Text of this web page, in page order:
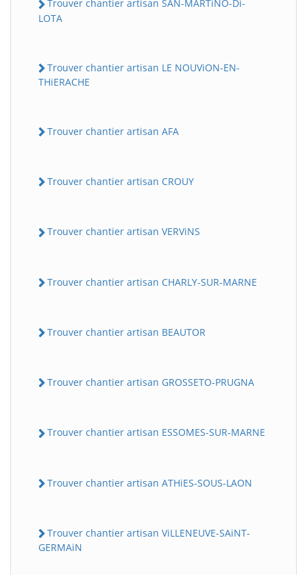
Trouver chantier artisan SAN-MARTiNO-Di-
LOTA
Trouver chantier artisan LE NOUViON-EN-
THiERACHE
Trouver chantier artisan AFA
Trouver chantier artisan CROUY
Trouver chantier artisan VERViNS
Trouver chantier artisan CHARLY-SUR-MARNE
Trouver chantier artisan BEAUTOR
Trouver chantier artisan GROSSETO-PRUGNA
Trouver chantier artisan ESSOMES-SUR-MARNE
Trouver chantier artisan ATHiES-SOUS-LAON
Trouver chantier artisan ViLLENEUVE-SAiNT-
GERMAiN